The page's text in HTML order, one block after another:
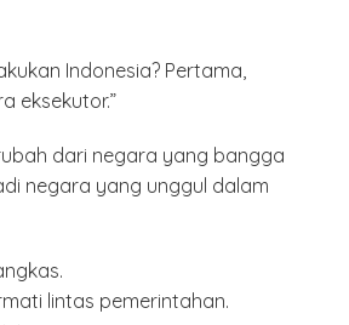
Indonesia? Pertama,
eksekutor.”
dari negara yang bangga
negara yang unggul dalam
lintas pemerintahan.